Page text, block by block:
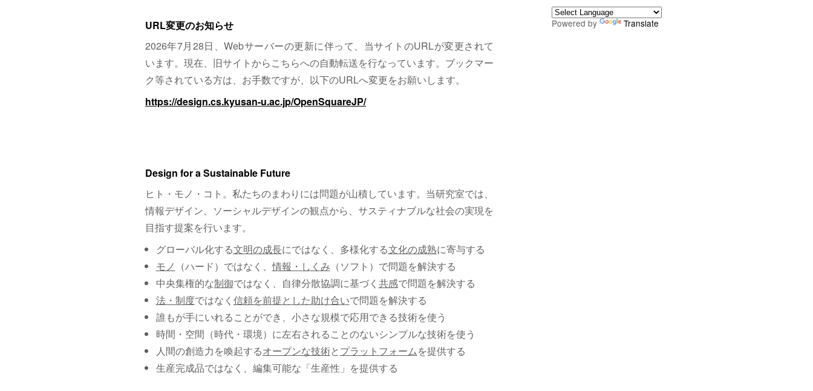
Powered by Translate
URL変更のお知らせ
2026年7月28日、Webサーバーの更新に伴って、当サイトのURLが変更されて
います。現在、旧サイトからこちらへの自動転送を行なっています。ブックマー
ク等されている方は、お手数ですが、以下のURLへ変更をお願いします。
https://design.cs.kyusan-u.ac.jp/OpenSquareJP/
Design for a Sustainable Future
ヒト・モノ・コト。私たちのまわりには問題が山積しています。当研究室では、
情報デザイン、ソーシャルデザインの観点から、サスティナブルな社会の実現を
目指す提案を行います。
グローバル化する文明の成長にではなく、多様化する文化の成熟に寄与する
モノ （ハード）ではなく、情報・しくみ （ソフト）で問題を解決する
中央集権的な制御ではなく、自律分散協調に基づく 共感で問題を解決する
法・制度ではなく 信頼を前提とした助け合いで問題を解決する
誰もが手にいれることができ、小さな規模で応用できる技術を使う
時間・空間（時代・環境）に左右されることのないシンプルな技術を使う
人間の創造力を喚起するオープンな技術とプラットフォームを提供する
生産完成品ではなく、編集可能な「生産性」を提供する